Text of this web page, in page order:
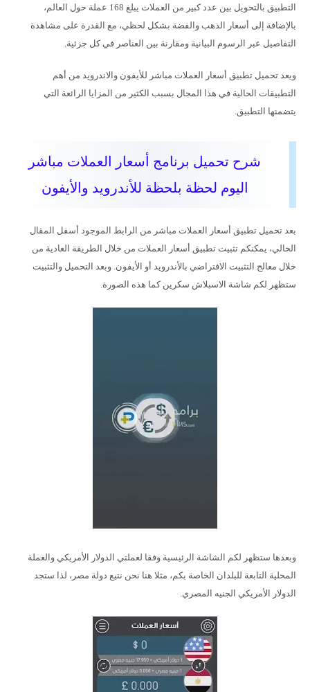
التطبيق بالتحويل بين عدد كبير من العملات يبلغ 168 عملة حول العالم،
بالإضافة إلى أسعار الذهب والفضة بشكل لحظي، مع القدرة على مشاهدة
التفاصيل عبر الرسوم البيانية ومقارنة بين العناصر في كل جزئية.
ويعد تحميل تطبيق أسعار العملات مباشر للأيفون والاندرويد من أهم
التطبيقات الحالية في هذا المجال بسبب الكثير من المزايا الرائعة التي
يتضمنها التطبيق.
شرح تحميل برنامج أسعار العملات مباشر
اليوم لحظة بلحظة للأندرويد والأيفون
بعد تحميل تطبيق أسعار العملات مباشر من الرابط الموجود أسفل المقال
الحالي، يمكنكم تثبيت تطبيق أسعار العملات من خلال الطريقة العادية من
خلال معالج التثبيت الافتراضي بالأندرويد أو الأيفون. وبعد التحميل والتثبيت
ستظهر لكم شاشة الاسبلاش سكرين كما هذه الصورة.
وبعدها ستظهر لكم الشاشة الرئيسية وفقا لعملتي الدولار الأمريكي والعملة
المحلية التابعة للبلدان الخاصة بكم، مثلا هنا نحن نتبع دولة مصر، لذا ستجد
الدولار الأمريكي الجنيه المصري.